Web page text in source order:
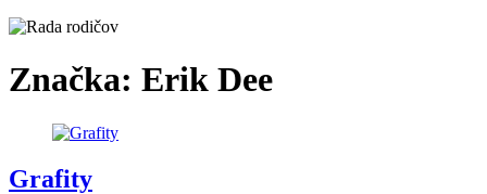
Značka: Erik Dee
Grafity